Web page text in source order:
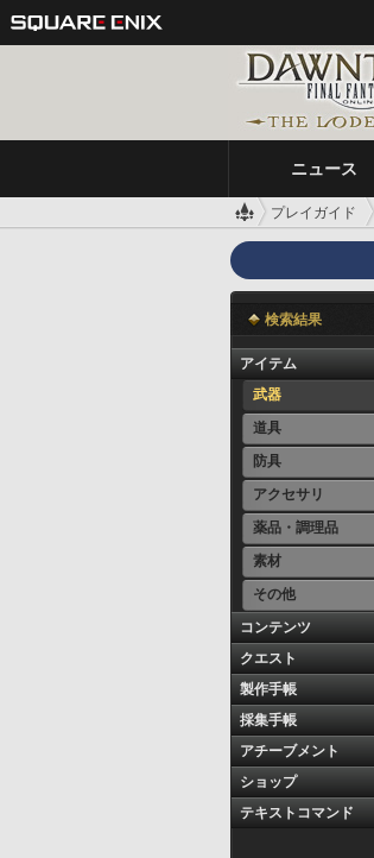
ニュース
プレイガイド
検索結果
アイテム
武器
道具
防具
アクセサリ
薬品・調理品
素材
その他
コンテンツ
クエスト
製作手帳
採集手帳
アチーブメント
ショップ
テキストコマンド